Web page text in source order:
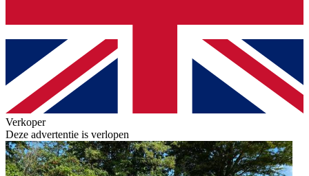
Verkoper
Deze advertentie is verlopen